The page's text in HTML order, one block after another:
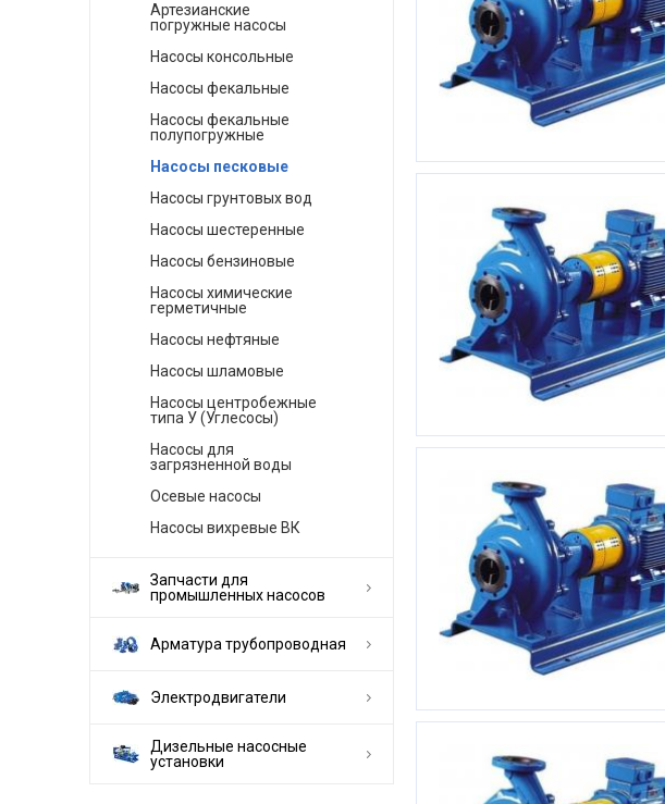
Артезианские
погружные насосы
Насосы консольные
Насосы фекальные
Насосы фекальные
полупогружные
Насосы песковые
Насосы грунтовых вод
Насосы шестеренные
Насосы бензиновые
Насосы химические
герметичные
Насосы нефтяные
Насосы шламовые
Насосы центробежные
типа У (Углесосы)
Насосы для
загрязненной воды
Осевые насосы
Насосы вихревые ВК
Запчасти для
промышленных насосов
Арматура трубопроводная
Электродвигатели
Дизельные насосные
установки